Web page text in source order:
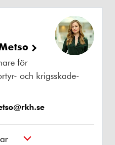
för
och krigsskade-